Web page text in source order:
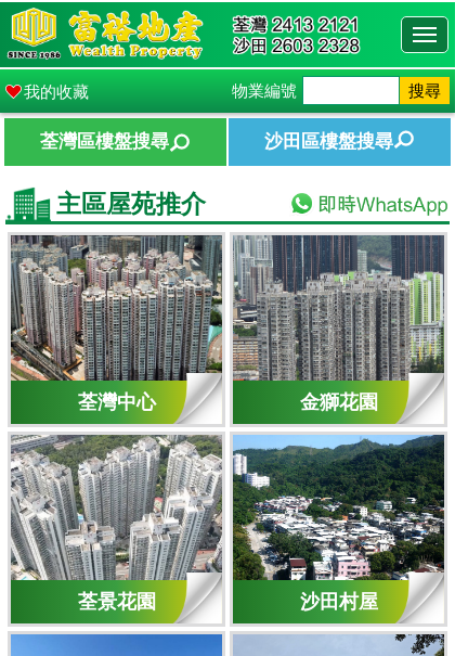
我的收藏 物業編號 搜尋
荃灣區樓盤搜尋 沙田區樓盤搜尋
主區屋苑推介
荃灣中心
荃景花園
金獅花園
沙田村屋